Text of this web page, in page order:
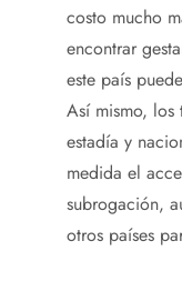
costo mucho
encontrar
este país
Así mismo, los
estadía y
medida el
subrogación,
otros países